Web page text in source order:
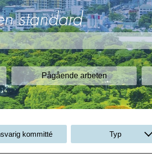
system vet hur krävande det
glömmer något kan man få problem
om vad som skulle ha levererats. Det är
att använda standarder i arbetet med
dyrbara konsulttimmar på sådana
och säkerställa att företagets
utan också juridiskt och ekonomiskt
får du på köpet.
standard
Pågående arbeten
kommitté Typ